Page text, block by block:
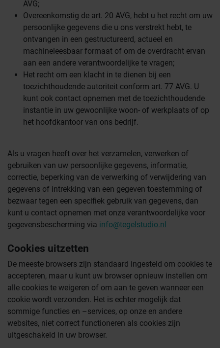
AVG;
Overeenkomstig de art. 20 AVG, hebt u het recht om uw
persoonlijke gegevens die u ons verstrekt hebt, te
ontvangen in een gestructureerd, actueel en
machineleesbaar formaat of om de overdracht ervan
aan een andere verantwoordelijke te vragen;
Het recht om een klacht in te dienen bij een
toezichthoudende autoriteit conform art. 77 AVG. U
kunt ook contact opnemen met de toezichthoudende
instantie in uw gewoonlijke woon- of werkplaats of op
het hoofdkantoor van ons bedrijf.
Als u vragen heeft over het verzamelen, verwerken of
gebruiken van uw persoonlijke gegevens, informatie,
correctie, beperking van de verwerking of verwijdering van
gegevens of intrekking van een gegeven toestemming of
bezwaar tegen een specifiek gebruik van gegevens, dan
kunt u contact opnemen met onze verantwoordelijke voor
gegevensbescherming via info@tegelstudio.nl
Cookies uitzetten
De meeste browsers zijn standaard ingesteld om cookies te
accepteren, maar u kunt uw browser opnieuw instellen om
alle cookies te weigeren of om aan te geven wanneer een
cookie wordt verzonden. Het is echter mogelijk dat
sommige functies en –services, op onze en andere
websites, niet correct functioneren als cookies zijn
uitgeschakeld in uw browser.